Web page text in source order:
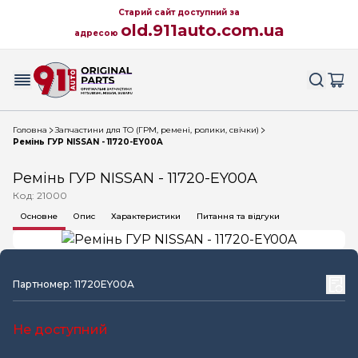
Старий сайт доступний за
адресою old.911auto.com.ua
Головна
Запчастини для ТО (ГРМ, ремені, ролики, свічки)
Ремінь ГУР NISSAN - 11720-EY00A
Ремінь ГУР NISSAN - 11720-EY00A
Код: 21000
Основне Опис Характеристики Питання та відгуки
Партномер: 11720EY00A
Не доступний